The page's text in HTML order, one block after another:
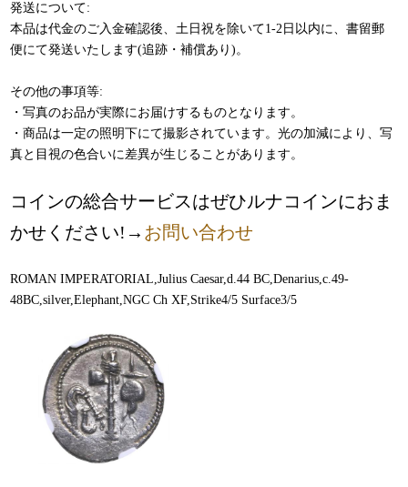
発送について:
本品は代金のご入金確認後、土日祝を除いて1-2日以内に、書留郵
便にて発送いたします(追跡・補償あり)。
その他の事項等:
・写真のお品が実際にお届けするものとなります。
・商品は一定の照明下にて撮影されています。光の加減により、写
真と目視の色合いに差異が生じることがあります。
コインの総合サービスはぜひルナコインにおま
かせください!→ お問い合わせ
ROMAN IMPERATORIAL,Julius Caesar,d.44 BC,Denarius,c.49-
48BC,silver,Elephant,NGC Ch XF,Strike4/5 Surface3/5